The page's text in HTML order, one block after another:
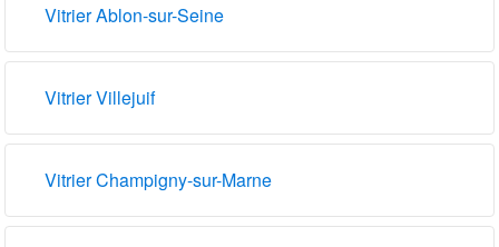
Vitrier Ablon-sur-Seine
Vitrier Villejuif
Vitrier Champigny-sur-Marne